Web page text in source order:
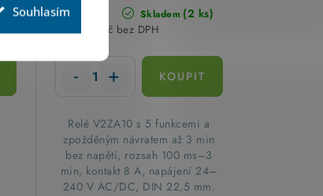
Souhlasím Skladem (2 ks)
1 789,89 Kč bez DPH
Kč
Relé V2ZA10 s 5 funkcemi a
zpožděným návratem až 3 min
bez napětí, rozsah 100 ms–3
min, kontakt 8 A, napájení 24–
240 V AC/DC, DIN 22,5 mm.